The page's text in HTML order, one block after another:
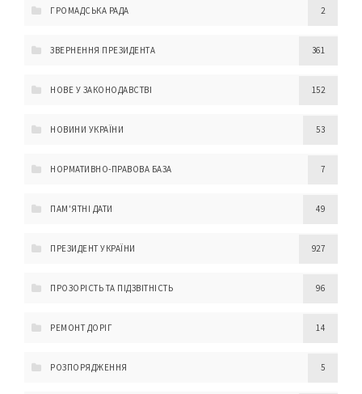
ГРОМАДСЬКА РАДА 2
ЗВЕРНЕННЯ ПРЕЗИДЕНТА 361
НОВЕ У ЗАКОНОДАВСТВІ 152
НОВИНИ УКРАЇНИ 53
НОРМАТИВНО-ПРАВОВА БАЗА 7
ПАМ'ЯТНІ ДАТИ 49
ПРЕЗИДЕНТ УКРАЇНИ 927
ПРОЗОРІСТЬ ТА ПІДЗВІТНІСТЬ 96
РЕМОНТ ДОРІГ 14
РОЗПОРЯДЖЕННЯ 5